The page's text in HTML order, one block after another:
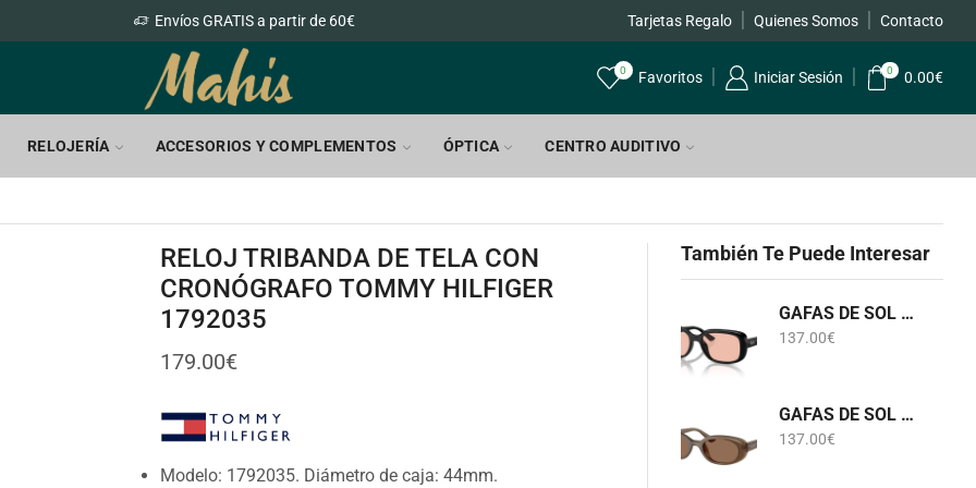
Envíos GRATIS a partir de 60€ Tarjetas Regalo Quienes Somos Contacto
0 Favoritos Iniciar Sesión 0 0.00€
RELOJERÍA ACCESORIOS Y COMPLEMENTOS ÓPTICA CENTRO AUDITIVO
RELOJ TRIBANDA DE TELA CON
CRONÓGRAFO TOMMY HILFIGER
1792035
179.00€
Modelo: 1792035. Diámetro de caja: 44mm.
También Te Puede Interesar
GAFAS DE SOL RB 4421D 6677/84 RAY-BAN
137.00€
GAFAS DE SOL RB 4441D 6779/73 RAY-BAN
137.00€